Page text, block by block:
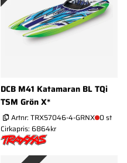
DCB M41 Katamaran BL TQi
TSM Grön X*
Artnr: TRX57046-4-GRNX 0 st
Cirkapris: 6864kr